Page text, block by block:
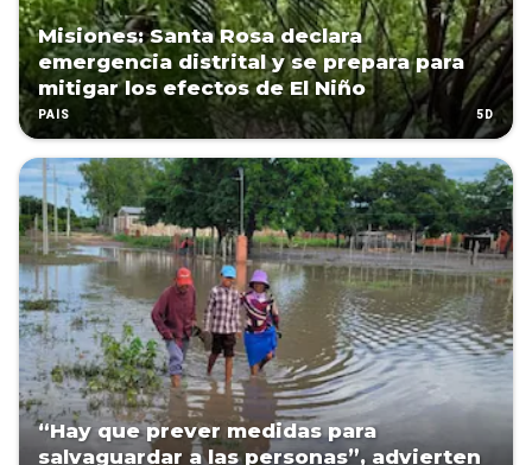
Misiones: Santa Rosa declara
emergencia distrital y se prepara para
mitigar los efectos de El Niño
PAÍS 5D
“Hay que prever medidas para
salvaguardar a las personas”, advierten